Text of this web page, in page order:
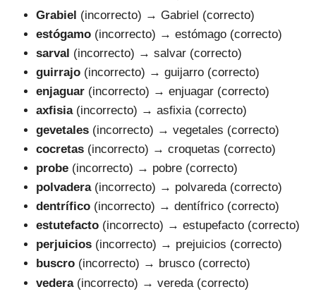
Grabiel (incorrecto) → Gabriel (correcto)
estógamo (incorrecto) → estómago (correcto)
sarval (incorrecto) → salvar (correcto)
guirrajo (incorrecto) → guijarro (correcto)
enjaguar (incorrecto) → enjuagar (correcto)
axfisia(incorrecto) → asfixia (correcto)
gevetales (incorrecto) → vegetales (correcto)
cocretas (incorrecto) → croquetas (correcto)
probe (incorrecto) → pobre (correcto)
polvadera (incorrecto) → polvareda (correcto)
dentrífico (incorrecto) → dentífrico (correcto)
estutefacto (incorrecto) → estupefacto (correcto)
perjuicios (incorrecto) → prejuicios (correcto)
buscro (incorrecto) → brusco (correcto)
vedera (incorrecto) → vereda (correcto)